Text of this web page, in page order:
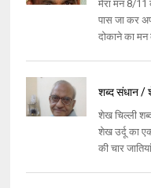
मेरा मन 8/11
पास जा कर
दोकाने का
शब्द संधान /
शेख चिल्ली
शेख उर्दू का
की चार